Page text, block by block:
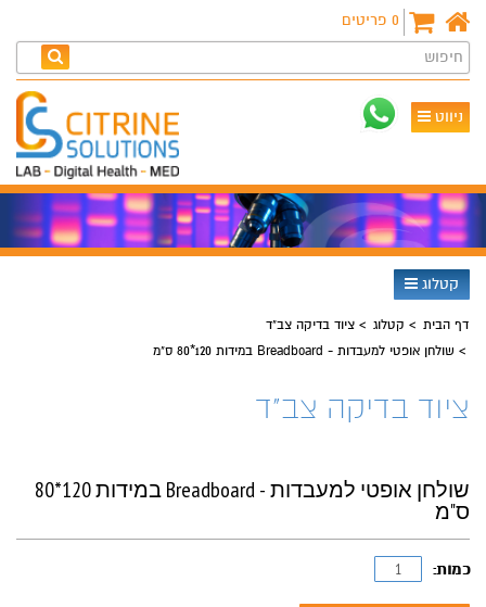
0 פריטים
חיפוש
ניווט
קטלוג
דף הבית קטלוג
ציוד בדיקה צב"ד
שולחן אופטי למעבדות - Breadboard במידות 120*80 ס"מ
ציוד בדיקה צב"ד
שולחן אופטי למעבדות - Breadboard במידות 120*80
ס"מ
כמות: